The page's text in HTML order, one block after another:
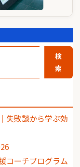
検
索
失敗談から学ぶ効
コーチプログラム